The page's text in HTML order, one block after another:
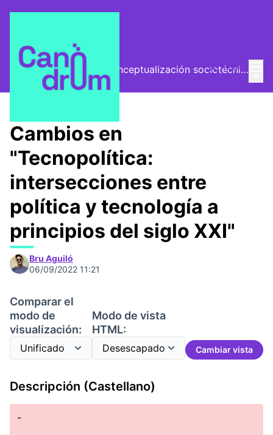
EntraEl Vector (vector de conceptualización sociotécnica)
Encuentros
Cambios en
"Tecnopolítica:
intersecciones entre
política y tecnología a
principios del siglo XXI"
Bru Aguiló
06/09/2022 11:21
Comparar el
modo de
visualización:
Modo de vista
HTML:
Cambiar vista
Descripción (Castellano)
-